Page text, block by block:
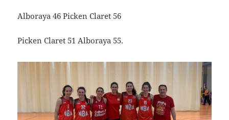
Alboraya 46 Picken Claret 56
Picken Claret 51 Alboraya 55.